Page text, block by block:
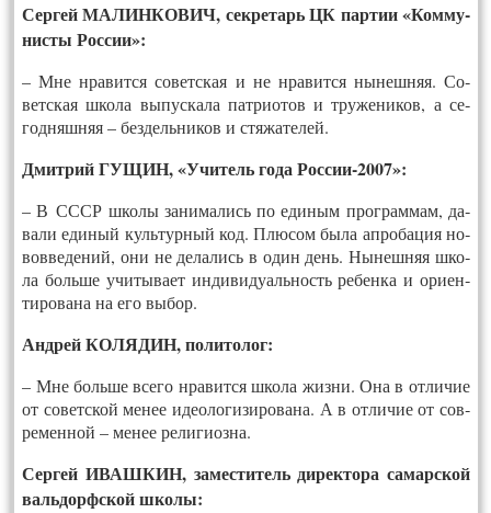
Сер­гей МА­ЛИН­КО­ВИЧ, сек­ре­тарь ЦК пар­тии «Ком­му­
нис­ты Рос­сии»:
– Мне нра­вит­ся со­ветс­кая и не нра­вит­ся ны­неш­няя. Со­
ветс­кая шко­ла вы­пус­ка­ла пат­ри­отов и тру­жени­ков, а се­
год­няшняя – без­дель­ни­ков и стя­жате­лей.
Дмит­рий ГУ­ЩИН, «Учи­тель го­да Рос­сии-2007»:
– В СССР шко­лы за­нима­лись по еди­ным прог­раммам, да­
вали еди­ный куль­тур­ный код. Плю­сом бы­ла ап­ро­бация но­
вов­ве­дений, они не де­лались в один день. Ны­неш­няя шко­
ла боль­ше учи­тыва­ет ин­ди­виду­аль­ность ре­бен­ка и ори­ен­
ти­рова­на на его вы­бор.
Анд­рей КО­ЛЯДИН, по­лито­лог:
– Мне боль­ше все­го нра­вит­ся шко­ла жиз­ни. Она в от­ли­чие
от со­ветс­кой ме­нее иде­оло­гизи­рова­на. А в от­ли­чие от сов­
ре­мен­ной – ме­нее ре­лиги­оз­на.
Сер­гей ИВАШ­КИН, за­мес­ти­тель ди­рек­то­ра са­марс­кой
валь­дорф­ской шко­лы: